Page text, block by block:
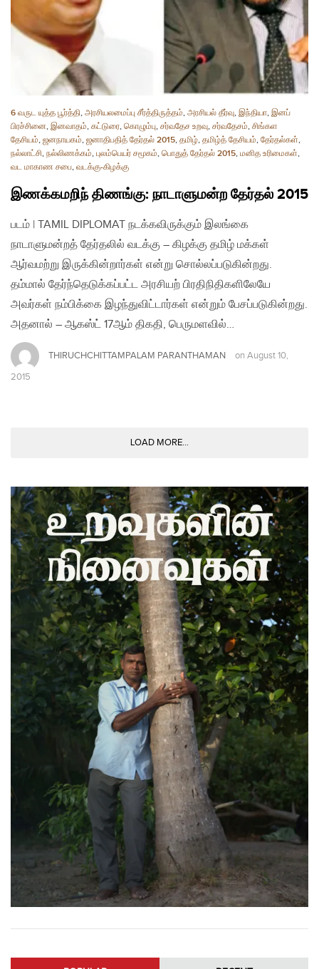
6 வருட யுத்த பூர்த்தி, அரசியலமைப்பு சீர்த்திருத்தம், அரசியல் தீர்வு, இந்தியா, இனப்
பிரச்சினை, இனவாதம், கட்டுரை, கொழும்பு, சர்வதேச உறவு, சர்வதேசம், சிங்கள
தேசியம், ஜனநாயகம், ஜனாதிபதித் தேர்தல் 2015, தமிழ், தமிழ்த் தேசியம், தேர்தல்கள்,
நல்லாட்சி, நல்லிணக்கம், புலம்பெயர் சமூகம், பொதுத் தேர்தல் 2015, மனித உரிமைகள்,
வட மாகாண சபை, வடக்கு-கிழக்கு
இணக்கமறிந் திணங்கு: நாடாளுமன்ற தேர்தல் 2015
படம் | TAMIL DIPLOMAT நடக்கவிருக்கும் இலங்கை
நாடாளுமன்றத் தேர்தலில் வடக்கு – கிழக்கு தமிழ் மக்கள்
ஆர்வமற்று இருக்கின்றார்கள் என்று சொல்லப்படுகின்றது.
தம்மால் தேர்ந்தெடுக்கப்பட்ட அரசியற் பிரதிநிதிகளிலேயே
அவர்கள் நம்பிக்கை இழந்துவிட்டார்கள் என்றும் பேசப்படுகின்றது.
அதனால் – ஆகஸ்ட் 17ஆம் திகதி, பெருமளவில்…
THIRUCHCHITTAMPALAM PARANTHAMAN on August 10,
2015
LOAD MORE...